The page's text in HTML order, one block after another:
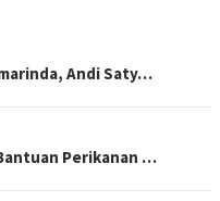
Andi Saty…
Perikanan …